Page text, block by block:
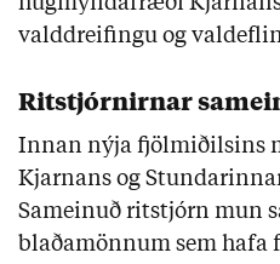
valddreifingu og
Ritstjórnirnar
Innan nýja fjölmiðilsins
Kjarnans og
Sameinuð ritstjórn mun
blaðamönnum sem hafa